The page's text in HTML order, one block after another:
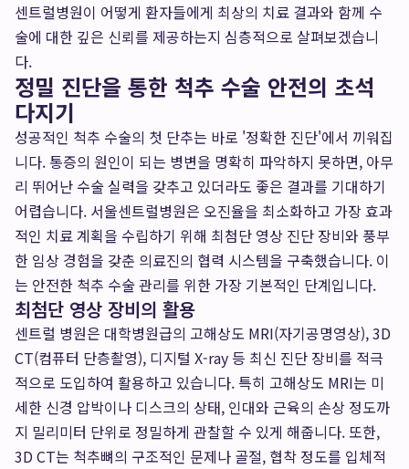
센트럴병원이 어떻게 환자들에게 최상의 치료 결과와 함께 수
술에 대한 깊은 신뢰를 제공하는지 심층적으로 살펴보겠습니
다.
정밀 진단을 통한 척추 수술 안전의 초석
다지기
성공적인 척추 수술의 첫 단추는 바로 '정확한 진단'에서 끼워집
니다. 통증의 원인이 되는 병변을 명확히 파악하지 못하면, 아무
리 뛰어난 수술 실력을 갖추고 있더라도 좋은 결과를 기대하기
어렵습니다. 서울센트럴병원은 오진율을 최소화하고 가장 효과
적인 치료 계획을 수립하기 위해 최첨단 영상 진단 장비와 풍부
한 임상 경험을 갖춘 의료진의 협력 시스템을 구축했습니다. 이
는 안전한 척추 수술 관리를 위한 가장 기본적인 단계입니다.
최첨단 영상 장비의 활용
센트럴 병원은 대학병원급의 고해상도 MRI(자기공명영상), 3D
CT(컴퓨터 단층촬영), 디지털 X-ray 등 최신 진단 장비를 적극
적으로 도입하여 활용하고 있습니다. 특히 고해상도 MRI는 미
세한 신경 압박이나 디스크의 상태, 인대와 근육의 손상 정도까
지 밀리미터 단위로 정밀하게 관찰할 수 있게 해줍니다. 또한,
3D CT는 척추뼈의 구조적인 문제나 골절, 협착 정도를 입체적